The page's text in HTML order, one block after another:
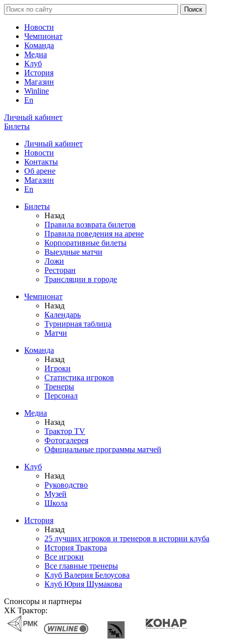
Новости
Чемпионат
Команда
Медиа
Клуб
История
Магазин
Winline
En
Личный кабинет
Билеты
Личный кабинет
Новости
Контакты
Об арене
Магазин
En
Билеты
Назад
Правила возврата билетов
Правила поведения на арене
Корпоративные билеты
Выездные матчи
Ложи
Ресторан
Трансляции в городе
Чемпионат
Назад
Календарь
Турнирная таблица
Матчи
Команда
Назад
Игроки
Статистика игроков
Тренеры
Персонал
Медиа
Назад
Трактор TV
Фотогалерея
Официальные программы матчей
Клуб
Назад
Руководство
Музей
Школа
История
Назад
25 лучших игроков и тренеров в истории клуба
История Трактора
Все игроки
Все главные тренеры
Клуб Валерия Белоусова
Клуб Юрия Шумакова
Спонсоры и партнеры
ХК Трактор: